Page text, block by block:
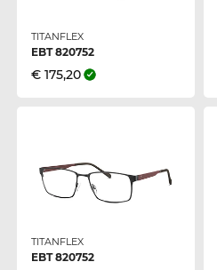
TITANFLEX
EBT 820752
€ 175,20
TITANFLEX
EBT 820752